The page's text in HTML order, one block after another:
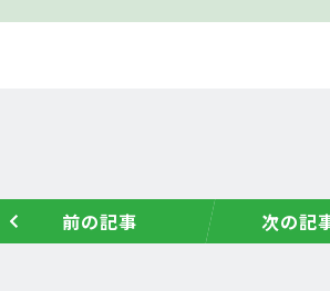
前の記事 次の記